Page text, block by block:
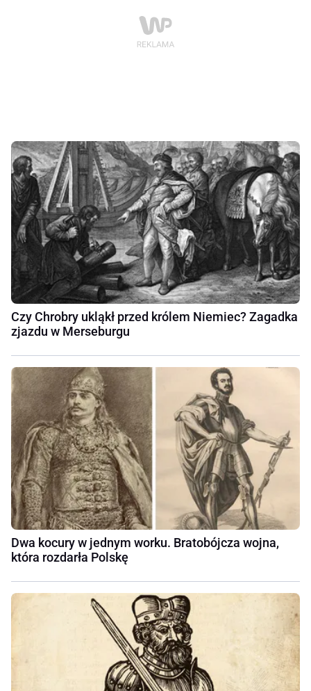
Czy Chrobry ukląkł przed królem Niemiec? Zagadka
zjazdu w Merseburgu
Dwa kocury w jednym worku. Bratobójcza wojna,
która rozdarła Polskę